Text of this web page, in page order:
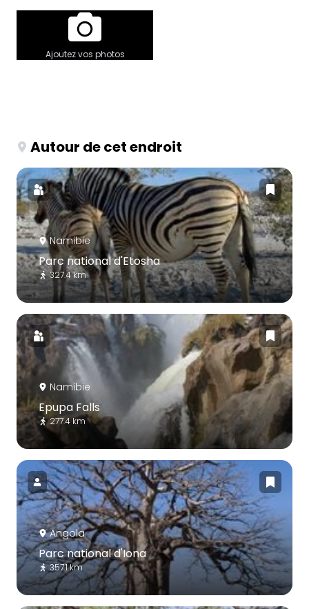
Ajoutez vos photos
Autour de cet endroit
Namibie
Parc national d'Etosha
327.4 km
Namibie
Epupa Falls
277.4 km
Angola
Parc national d'Iona
357.1 km